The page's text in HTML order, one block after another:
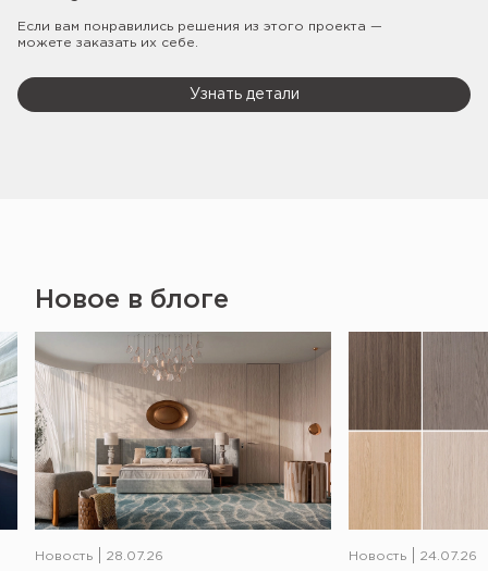
Если вам понравились решения из этого проекта —
можете заказать их себе.
Узнать детали
Новое в блоге
Новость 28.07.26 Новость 24.07.26